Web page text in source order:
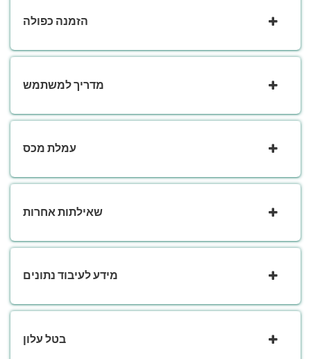
הזמנה כפולה
מדריך למשתמש
עמלת מכס
שאילתות אחרות
מידע לעיבוד נתונים
בטל עלון